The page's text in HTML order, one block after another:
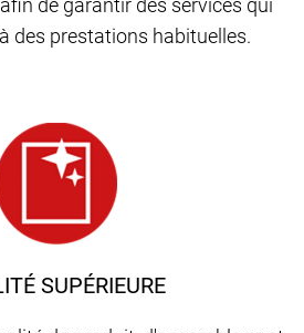
SUPÉRIEURE
des prestations habituelles.